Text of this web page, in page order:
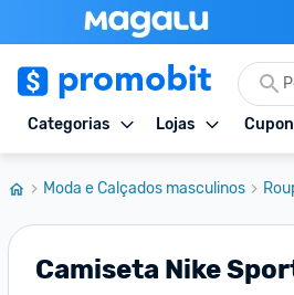
Categorias Lojas
Moda e Calçados masculinos
Camiseta Nike